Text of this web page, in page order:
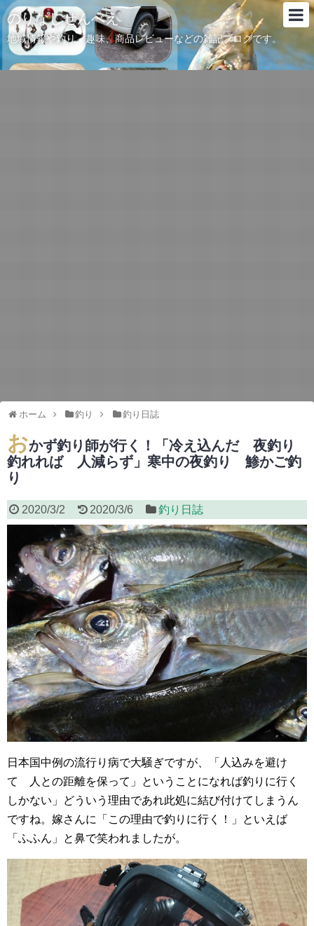
のりなしせんべえ
地域情報や釣り、趣味、商品レビューなどの雑記ブログです。
ホーム 釣り 釣り日誌
おかず釣り師が行く！「冷え込んだ 夜釣り
釣れれば 人減らず」寒中の夜釣り 鯵かご釣
り
2020/3/2 2020/3/6 釣り日誌
日本国中例の流行り病で大騒ぎですが、「人込みを避け
て 人との距離を保って」ということになれば釣りに行く
しかない」どういう理由であれ此処に結び付けてしまうん
ですね。嫁さんに「この理由で釣りに行く！」といえば
「ふふん」と鼻で笑われましたが。